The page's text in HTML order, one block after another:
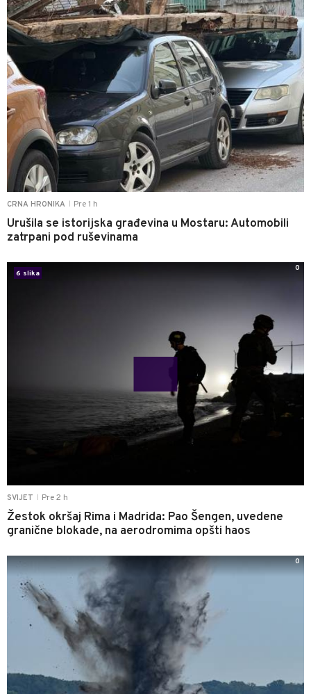
CRNA HRONIKA Pre 1 h
Urušila se istorijska građevina u Mostaru: Automobili
zatrpani pod ruševinama
SVIJET Pre 2 h
Žestok okršaj Rima i Madrida: Pao Šengen, uvedene
granične blokade, na aerodromima opšti haos
6 slika
0
0